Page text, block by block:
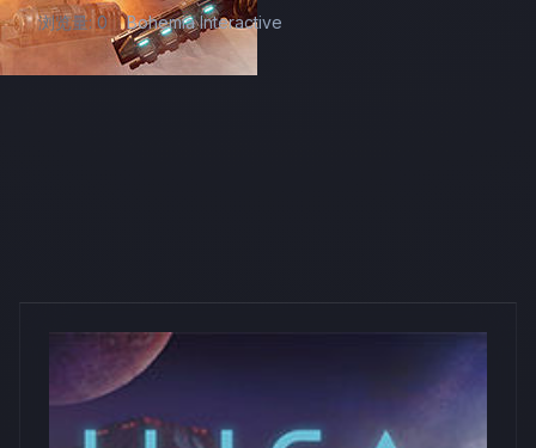
浏览量: 0 Bohemia Interactive